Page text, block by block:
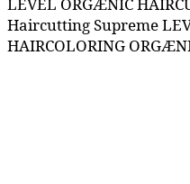
Haircutting Supreme
HAIRCOLORING